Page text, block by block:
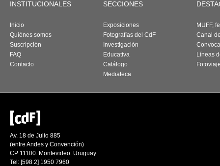
INSTITUCIONALES SECCIONES
Inicio
Quiénes somos
Suscripción
FAQ
Contacto
Exposiciones
Fotografías del CdF
Investigación
Educativa
Catálogo
Mediateca
MUFF,
Canal
Líneas
Av. 18 de Julio 885
(entre Andes y Convención)
CP 11100. Montevideo. Uruguay
Tel: [598 2] 1950 7960